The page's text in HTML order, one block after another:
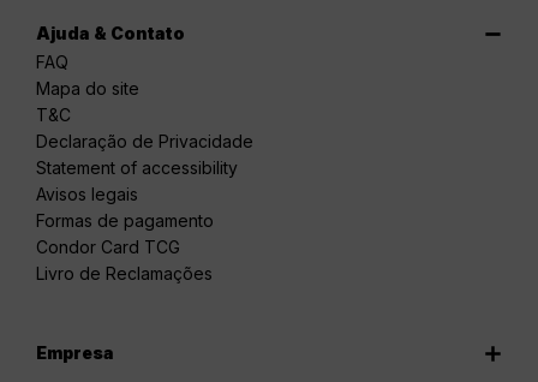
Ajuda & Contato
FAQ
Mapa do site
T&C
Declaração de Privacidade
Statement of accessibility
Avisos legais
Formas de pagamento
Condor Card TCG
Livro de Reclamações
Empresa